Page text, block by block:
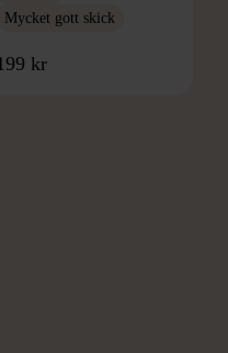
Mycket gott skick
kr